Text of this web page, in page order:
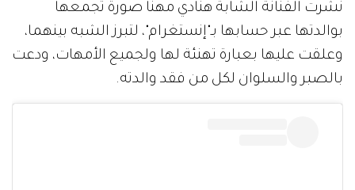
نشرت الفنانة الشابة هنادي مهنا صورة تجمعها
بوالدتها عبر حسابها بـ"إنستغرام"، لتبرز الشبه بينهما،
وعلقت عليها بعبارة تهنئة لها ولجميع الأمهات، ودعت
بالصبر والسلوان لكل من فقد والدته.